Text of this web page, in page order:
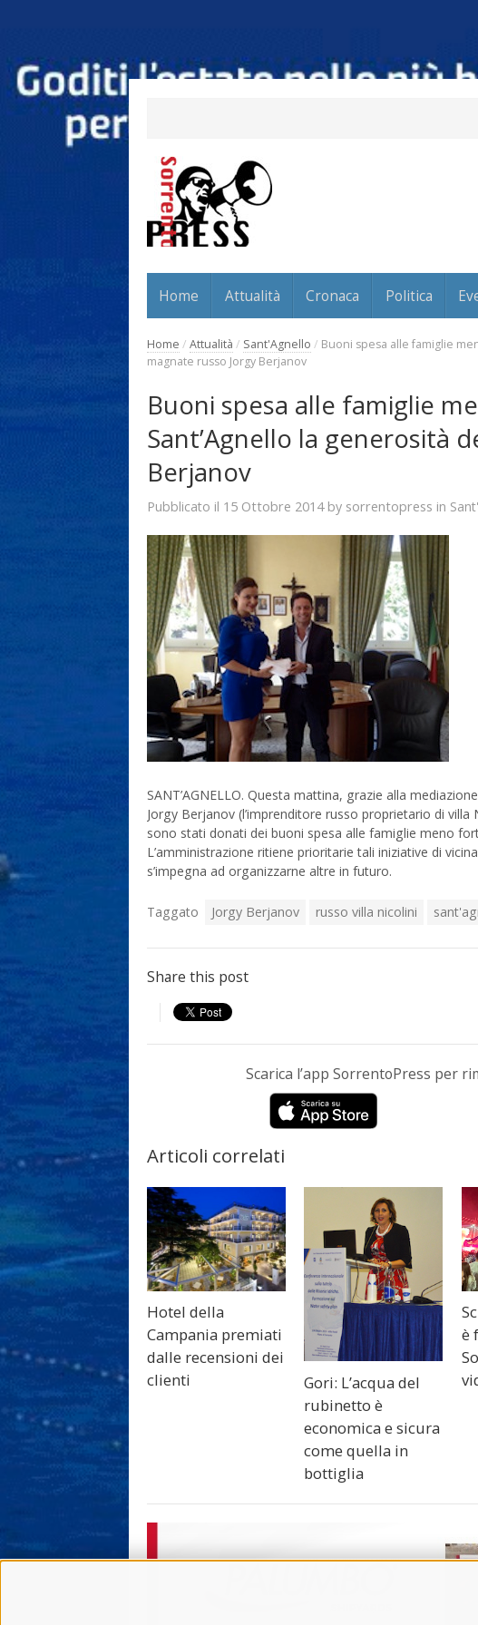
Home Attualità Cronaca Politica
Home / Attualità / Sant'Agnello / Buoni spesa alle famiglie
magnate russo Jorgy Berjanov
Buoni spesa alle famiglie
Sant’Agnello la generosità
Berjanov
Pubblicato il 15 Ottobre 2014by sorrentopress in
SANT’AGNELLO. Questa mattina, grazie alla
Jorgy Berjanov (l’imprenditore russo proprietario di
sono stati donati dei buoni spesa alle famiglie meno
L’amministrazione ritiene prioritarie tali iniziative di
s’impegna ad organizzarne altre in futuro.
Taggato Jorgy Berjanov russo villa nicolini
Share this post
Scarica l’app SorrentoPress per
Articoli correlati
Hotel della
Campania premiati
dalle recensioni dei
clienti
Gori: L’acqua del
rubinetto è
economica e sicura
come quella in
bottiglia
è